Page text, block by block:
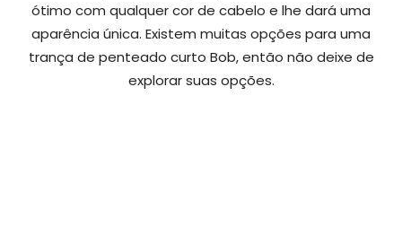
ótimo com qualquer cor de cabelo e lhe dará uma
aparência única. Existem muitas opções para uma
trança de penteado curto Bob, então não deixe de
explorar suas opções.